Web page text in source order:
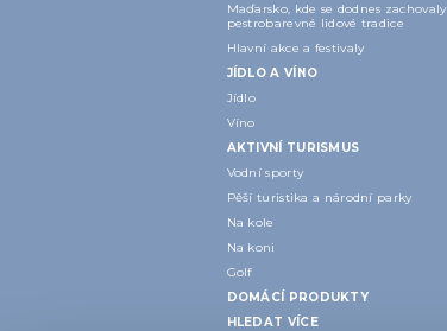
Maďarsko, kde se dodnes zachovaly
pestrobarevné lidové tradice
Hlavní akce a festivaly
JÍDLO A VÍNO
Jídlo
Víno
AKTIVNÍ TURISMUS
Vodní sporty
Pěší turistika a národní parky
Na kole
Na koni
Golf
DOMÁCÍ PRODUKTY
HLEDAT VÍCE